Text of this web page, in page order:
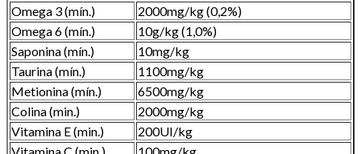
Omega 3 (mín.)
2000mg/kg (0,2%)
Omega 6 (mín.)
10g/kg (1,0%)
Saponina (mín.)
10mg/kg
Taurina (mín.)
1100mg/kg
Metionina (mín.)
6500mg/kg
Colina (min.)
2000mg/kg
Vitamina E (min.)
200UI/kg